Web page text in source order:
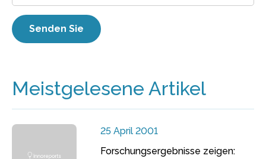
Meistgelesene Artikel
25 April 2001
Forschungsergebnisse zeigen: